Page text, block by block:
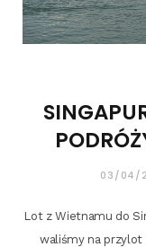
03/04/
Lot z Wiet­na­mu do
wa­li­śmy na przy­lot